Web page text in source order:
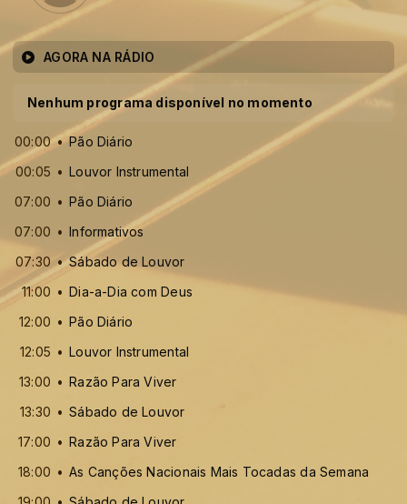
AGORA NA RÁDIO
Nenhum programa disponível no momento
00:00
Pão Diário
00:05
Louvor Instrumental
07:00
Pão Diário
07:00
Informativos
07:30
Sábado de Louvor
11:00
Dia-a-Dia com Deus
12:00
Pão Diário
12:05
Louvor Instrumental
13:00
Razão Para Viver
13:30
Sábado de Louvor
17:00
Razão Para Viver
18:00
As Canções Nacionais Mais Tocadas da Semana